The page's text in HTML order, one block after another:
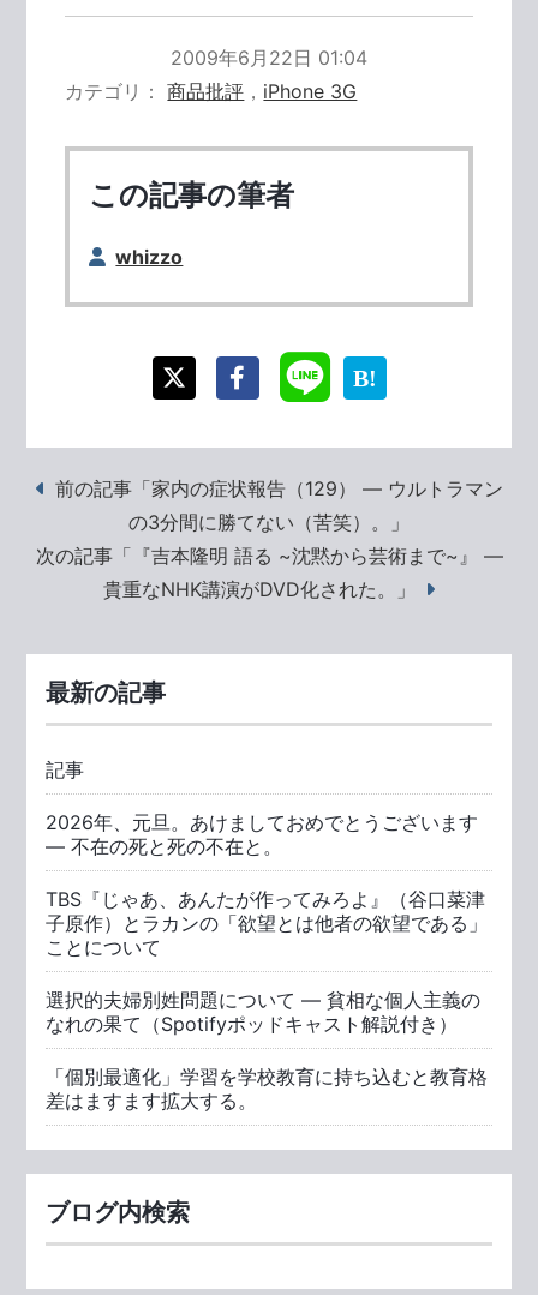
2009年6月22日 01:04
カテゴリ
商品批評 ， iPhone 3G
この記事の筆者
whizzo
前の記事「家内の症状報告（129） ― ウルトラマン
の3分間に勝てない（苦笑）。」
次の記事「『吉本隆明 語る ~沈黙から芸術まで~』 ―
貴重なNHK講演がDVD化された。」
最新の記事
記事
2026年、元旦。あけましておめでとうございます
― 不在の死と死の不在と。
TBS『じゃあ、あんたが作ってみろよ』（谷口菜津
子原作）とラカンの「欲望とは他者の欲望である」
ことについて
選択的夫婦別姓問題について ― 貧相な個人主義の
なれの果て（Spotifyポッドキャスト解説付き）
「個別最適化」学習を学校教育に持ち込むと教育格
差はますます拡大する。
ブログ内検索